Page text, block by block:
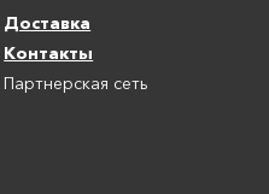
Доставка
Контакты
Партнерская сеть